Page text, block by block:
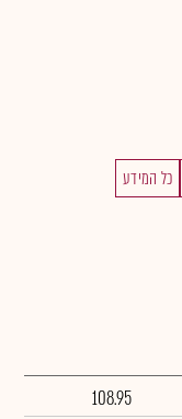
כל המידע
108.95